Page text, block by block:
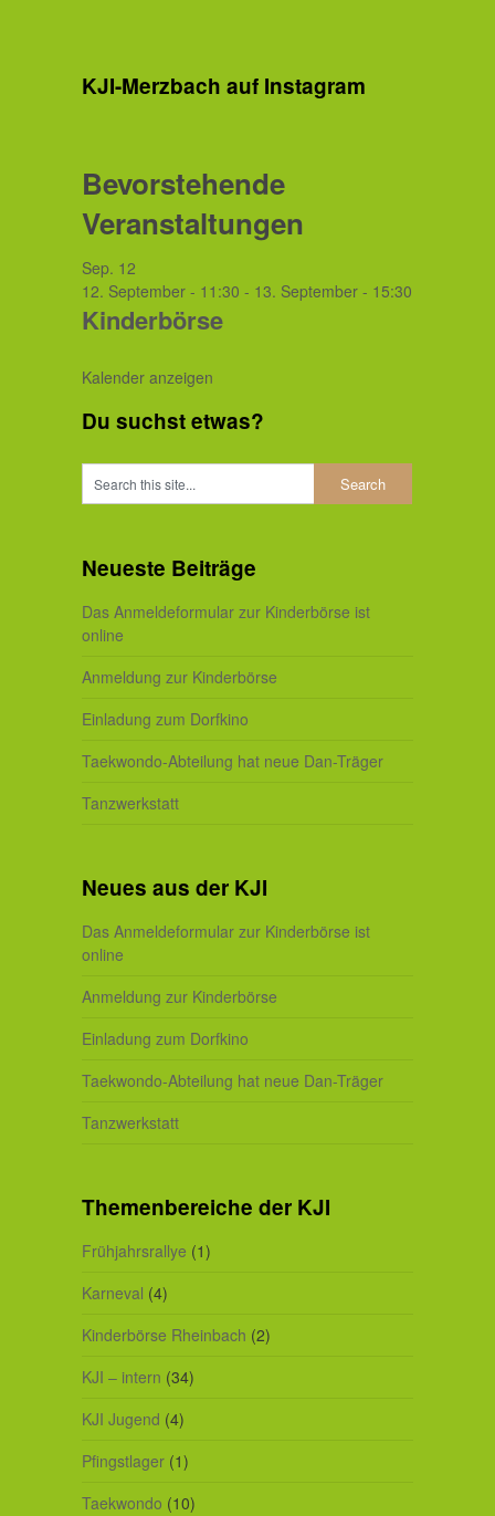
KJI-Merzbach auf Instagram
Bevorstehende
Veranstaltungen
Sep. 12
12. September - 11:30 - 13. September - 15:30
Kinderbörse
Kalender anzeigen
Du suchst etwas?
Neueste Beiträge
Das Anmeldeformular zur Kinderbörse ist
online
Anmeldung zur Kinderbörse
Einladung zum Dorfkino
Taekwondo-Abteilung hat neue Dan-Träger
Tanzwerkstatt
Neues aus der KJI
Das Anmeldeformular zur Kinderbörse ist
online
Anmeldung zur Kinderbörse
Einladung zum Dorfkino
Taekwondo-Abteilung hat neue Dan-Träger
Tanzwerkstatt
Themenbereiche der KJI
Frühjahrsrallye (1)
Karneval (4)
Kinderbörse Rheinbach (2)
KJI – intern (34)
KJI Jugend (4)
Pfingstlager(1)
Taekwondo (10)